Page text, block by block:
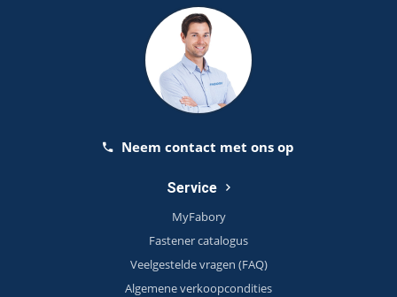
Neem contact met ons op
Service
MyFabory
Fastener catalogus
Veelgestelde vragen (FAQ)
Algemene verkoopcondities